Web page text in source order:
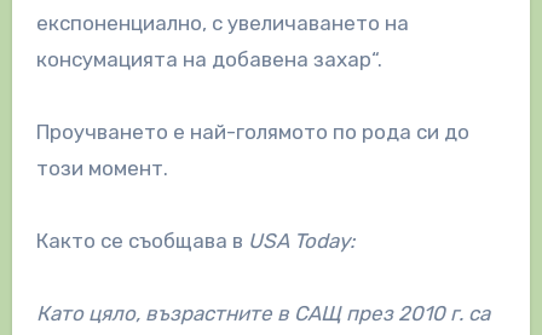
експоненциално, с увеличаването на
консумацията на добавена захар“.
Проучването е най-голямото по рода си до
този момент.
Както се съобщава в USA Today:
Като цяло, възрастните в САЩ през 2010 г. са